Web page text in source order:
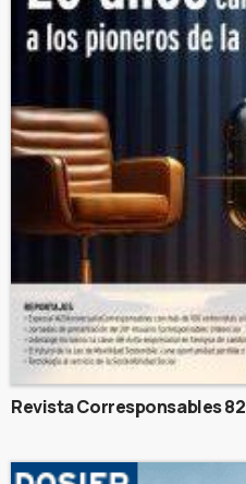
Revista Corresponsables 82